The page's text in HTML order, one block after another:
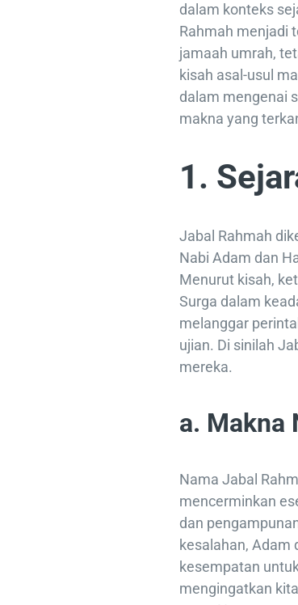
dalam konteks
Rahmah menjadi
jamaah umrah,
kisah asal-usul
dalam mengenai
makna yang
1.
Jabal Rahmah
Nabi Adam dan
Menurut kisah,
Surga dalam
melanggar
ujian. Di sinilah
mereka.
a. Makna
Nama Jabal
mencerminkan
dan
kesalahan, Adam
kesempatan
mengingatkan